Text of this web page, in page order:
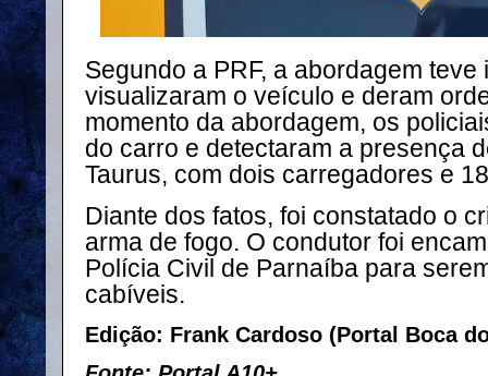
Segundo a PRF, a abordagem
visualizaram o veículo e deram
momento da abordagem, os
do carro e detectaram a presença
Taurus, com dois carregadores e
Diante dos fatos, foi constatado o
arma de fogo. O condutor foi
Polícia Civil de Parnaíba para
cabíveis.
Edição: Frank Cardoso (Portal Boca